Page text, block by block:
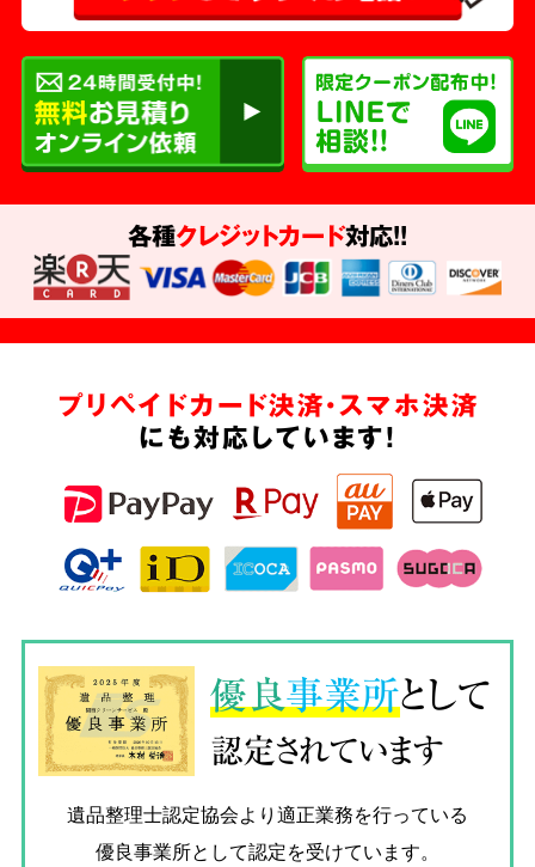
各種クレジットカード対応!!
プリペイドカード決済・スマホ決済
にも対応しています!
優良事業所として
認定されています
遺品整理士認定協会より適正業務を行っている
優良事業所として認定を受けています。